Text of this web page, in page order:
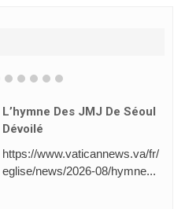
L’hymne Des JMJ De Séoul
Dévoilé
https://www.vaticannews.va/fr/
eglise/news/2026-08/hymne...